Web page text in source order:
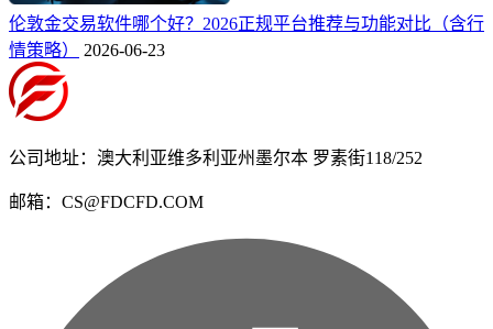
伦敦金交易软件哪个好？2026正规平台推荐与功能对比（含行
情策略）
2026-06-23
公司地址：澳大利亚维多利亚州墨尔本 罗素街118/252
邮箱：CS@FDCFD.COM